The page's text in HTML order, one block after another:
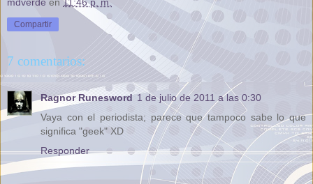
mdverde en11:46 p. m.
Compartir
7 comentarios:
Ragnor Runesword 1 de julio de 2011 a las 0:30
Vaya con el periodista; parece que tampoco sabe lo que
significa "geek" XD
Responder